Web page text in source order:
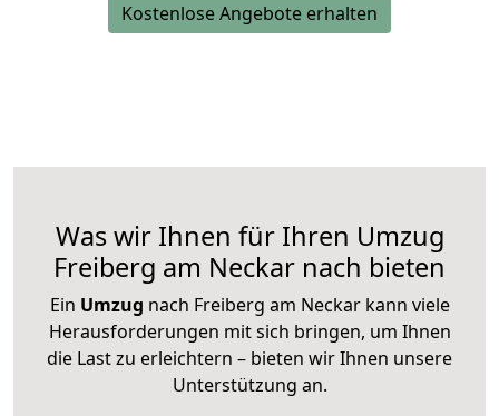
Kostenlose Angebote erhalten
Was wir Ihnen für Ihren Umzug
Freiberg am Neckar nach bieten
Ein Umzug nach Freiberg am Neckar kann viele
Herausforderungen mit sich bringen, um Ihnen
die Last zu erleichtern – bieten wir Ihnen unsere
Unterstützung an.